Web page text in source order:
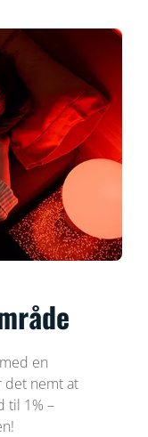
en
nemt at
til 1% –